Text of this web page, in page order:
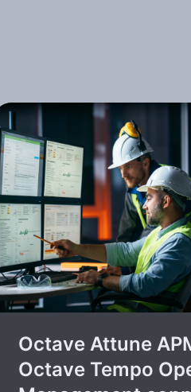
Octave Attune
Octave Tempo